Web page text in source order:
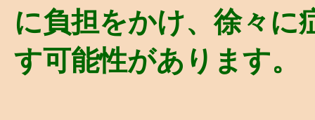
に負担をかけ、徐々に
す可能性があります。